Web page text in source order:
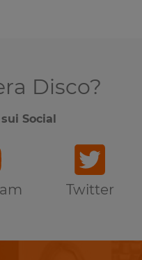
Disco?
Social
Twitter